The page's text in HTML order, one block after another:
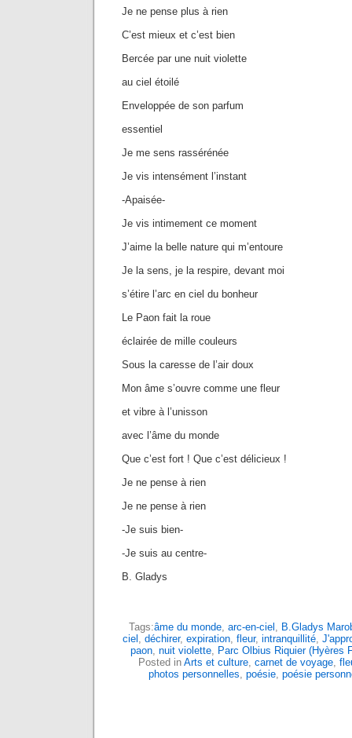
Je ne pense plus à rien
C’est mieux et c’est bien
Bercée par une nuit violette
au ciel étoilé
Enveloppée de son parfum
essentiel
Je me sens rassérénée
Je vis intensément l’instant
-Apaisée-
Je vis intimement ce moment
J’aime la belle nature qui m’entoure
Je la sens, je la respire, devant moi
s’étire l’arc en ciel du bonheur
Le Paon fait la roue
éclairée de mille couleurs
Sous la caresse de l’air doux
Mon âme s’ouvre comme une fleur
et vibre à l’unisson
avec l’âme du monde
Que c’est fort ! Que c’est délicieux !
Je ne pense à rien
Je ne pense à rien
-Je suis bien-
-Je suis au centre-
B. Gladys
Tags:âme du monde, arc-en-ciel
B.Gladys
ciel déchirer, expiration, fleur, intranquillité,
paon nuit violette Parc Olbius Riquier (Hyères
Posted in Arts et culture, carnet de voyage,
photos personnelles poésie, poésie